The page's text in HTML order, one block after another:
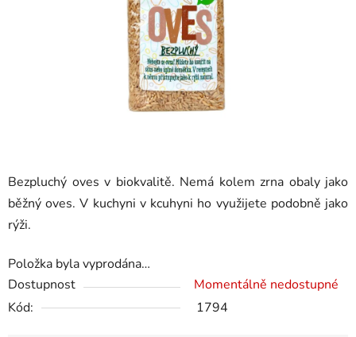
Bezpluchý oves v biokvalitě. Nemá kolem zrna obaly jako
běžný oves. V kuchyni v kcuhyni ho využijete podobně jako
rýži.
Položka byla vyprodána…
Dostupnost
Momentálně nedostupné
Kód:
1794